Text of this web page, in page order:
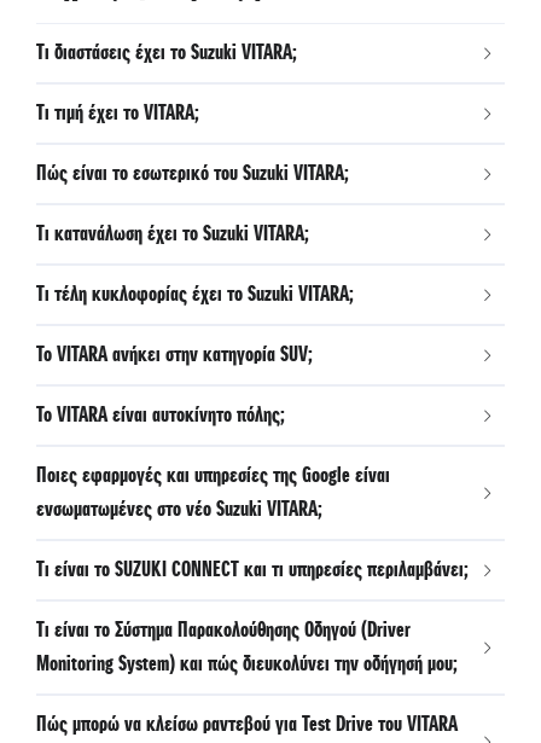
- Σύστημα Κλήσεων Έκτακτης Ανάγκης eCall
- Σύστημα Παρακολούθησης Οδηγού (DMS)
- Σύστημα Προειδοποίησης Εκτροπής Αυτοκινήτου
- Σύστημα Hill hold
- Σύστημα αυτόματης εναλλαγής μεγάλης σκάλας φώτων
Τι διαστάσεις έχει το Suzuki VITARA;
Τι τιμή έχει το VITARA;
Πώς είναι το εσωτερικό του Suzuki VITARA;
Τι κατανάλωση έχει το Suzuki VITARA;
Τι τέλη κυκλοφορίας έχει το Suzuki VITARA;
Το VITARA ανήκει στην κατηγορία SUV;
Το VITARA είναι αυτοκίνητο πόλης;
Ποιες εφαρμογές και υπηρεσίες της Google είναι
ενσωματωμένες στο νέο Suzuki VITARA;
Τι είναι το SUZUKI CONNECT και τι υπηρεσίες περιλαμβάνει;
Τι είναι το Σύστημα Παρακολούθησης Οδηγού (Driver
Monitoring System) και πώς διευκολύνει την οδήγησή μου;
Πώς μπορώ να κλείσω ραντεβού για Test Drive του VITARA